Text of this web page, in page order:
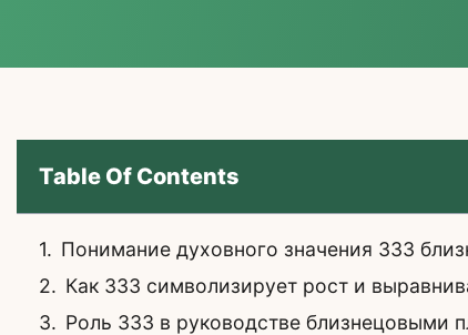
Table Of Contents
Понимание духовного значения 333
Как 333 символизирует рост и
Роль 333 в руководстве близнецовыми